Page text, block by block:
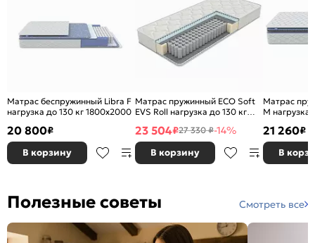
Матрас беспружинный Libra F
нагрузка до 130 кг 1800x2000
20 800₽
В корзину
Матрас пружинный ECO Soft
EVS Roll нагрузка до 130 кг
23 504₽27 330 ₽-14%
В корзину
Матрас
M нагрузка
21 260₽
В
Полезные советы Смотреть все